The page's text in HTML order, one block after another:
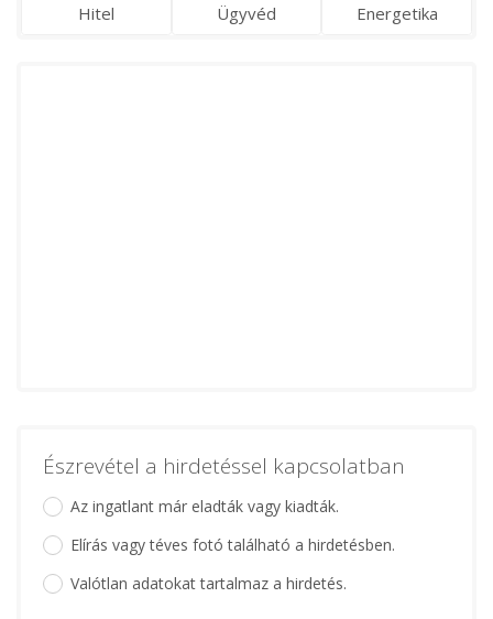
Hitel Ügyvéd Energetika
Észrevétel a hirdetéssel kapcsolatban
Az ingatlant már eladták vagy kiadták.
Elírás vagy téves fotó található a hirdetésben.
Valótlan adatokat tartalmaz a hirdetés.